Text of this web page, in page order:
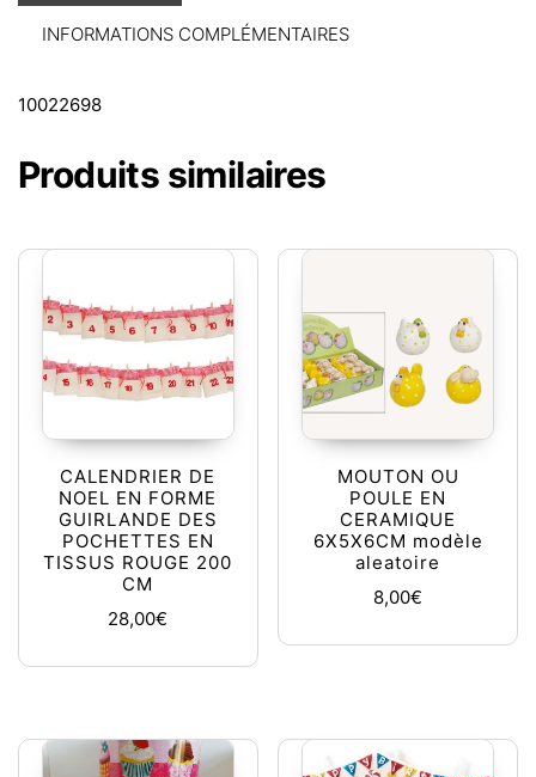
INFORMATIONS COMPLÉMENTAIRES
10022698
Produits similaires
CALENDRIER DE
NOEL EN FORME
GUIRLANDE DES
POCHETTES EN
TISSUS ROUGE 200
CM
28,00€
MOUTON OU
POULE EN
CERAMIQUE
6X5X6CM modèle
aleatoire
8,00€